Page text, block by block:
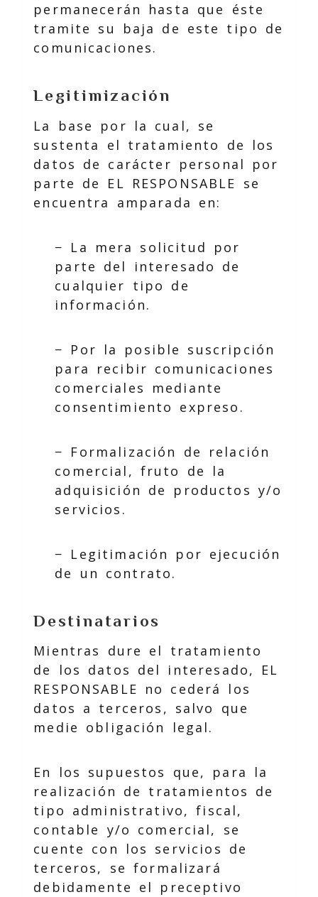
permanecerán hasta que éste
tramite su baja de este tipo de
comunicaciones.
Legitimización
La base por la cual, se
sustenta el tratamiento de los
datos de carácter personal por
parte de EL RESPONSABLE se
encuentra amparada en:
− La mera solicitud por
parte del interesado de
cualquier tipo de
información.
− Por la posible suscripción
para recibir comunicaciones
comerciales mediante
consentimiento expreso.
− Formalización de relación
comercial, fruto de la
adquisición de productos y/o
servicios.
− Legitimación por ejecución
de un contrato.
Destinatarios
Mientras dure el tratamiento
de los datos del interesado, EL
RESPONSABLE no cederá los
datos a terceros, salvo que
medie obligación legal.
En los supuestos que, para la
realización de tratamientos de
tipo administrativo, fiscal,
contable y/o comercial, se
cuente con los servicios de
terceros, se formalizará
debidamente el preceptivo